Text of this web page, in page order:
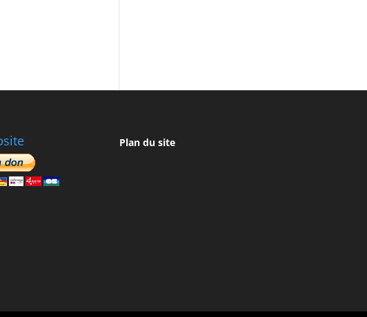
Plan du site